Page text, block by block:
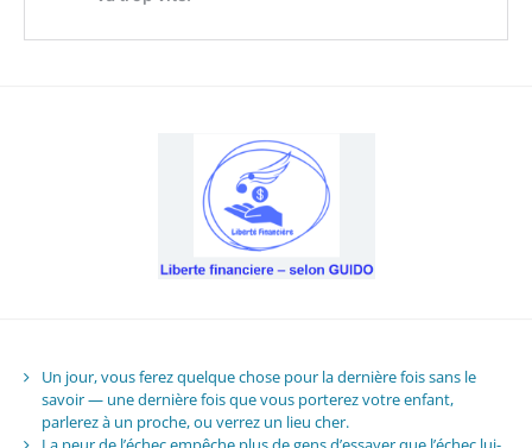
Un jour, vous ferez quelque chose pour la dernière fois sans le
savoir — une dernière fois que vous porterez votre enfant,
parlerez à un proche, ou verrez un lieu cher.